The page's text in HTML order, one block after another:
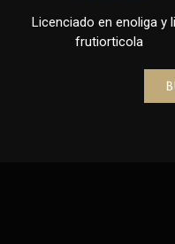
Licenciado en enoliga y
frutiorticola